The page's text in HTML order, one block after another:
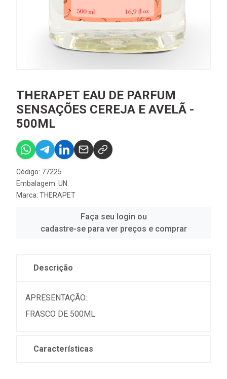
THERAPET EAU DE PARFUM
SENSAÇÕES CEREJA E AVELÃ -
500ML
Código: 77225
Embalagem: UN
Marca: THERAPET
Faça seu login ou
cadastre-se para ver preços e comprar
Descrição
APRESENTAÇÃO:
FRASCO DE 500ML
Características